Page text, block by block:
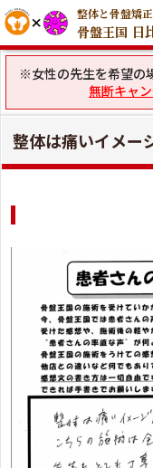
整体と骨盤矯
骨盤王国 日
※女性の先生を希望の
無断キャ
整体は痛いイメー